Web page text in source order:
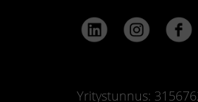
Yritystunnus: